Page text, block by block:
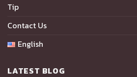
Tip
Contact Us
English
LATEST BLOG